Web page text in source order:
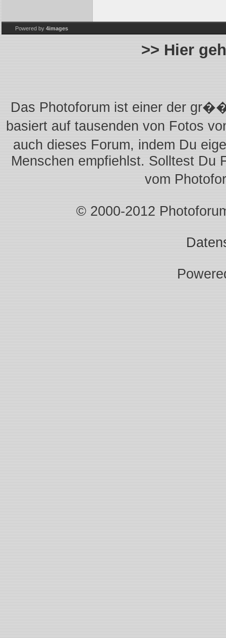
Powered by 4images
>> Hier
Das Photoforum ist einer der
basiert auf tausenden von Fotos
auch dieses Forum, indem Du
Menschen empfiehlst. Solltest Du
vom
© 2000-2012